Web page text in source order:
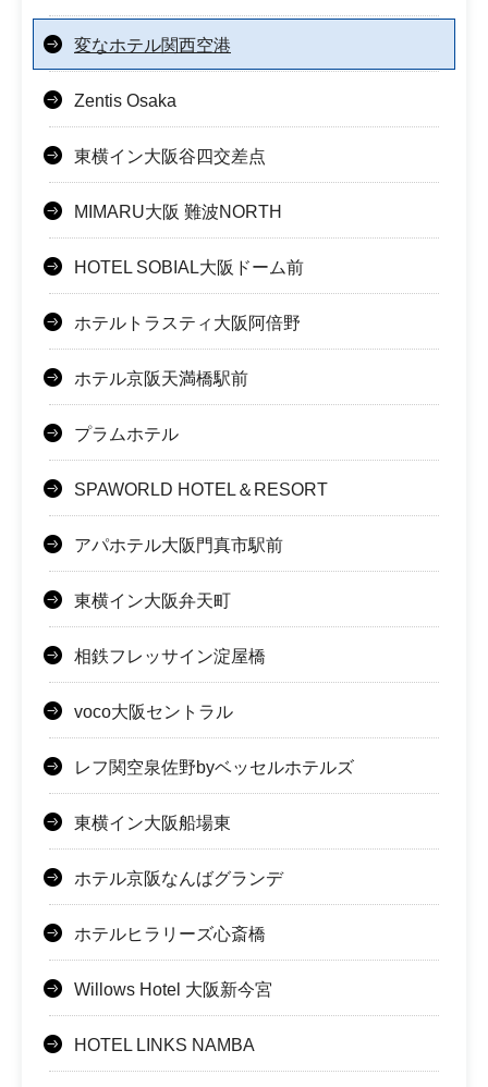
変なホテル関西空港
Zentis Osaka
東横イン大阪谷四交差点
MIMARU大阪 難波NORTH
HOTEL SOBIAL大阪ドーム前
ホテルトラスティ大阪阿倍野
ホテル京阪天満橋駅前
プラムホテル
SPAWORLD HOTEL＆RESORT
アパホテル大阪門真市駅前
東横イン大阪弁天町
相鉄フレッサイン淀屋橋
voco大阪セントラル
レフ関空泉佐野byベッセルホテルズ
東横イン大阪船場東
ホテル京阪なんばグランデ
ホテルヒラリーズ心斎橋
Willows Hotel 大阪新今宮
HOTEL LINKS NAMBA